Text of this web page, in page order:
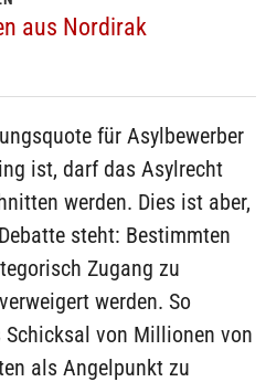
aus Nordirak
für Asylbewerber
ist, darf das Asylrecht
werden. Dies ist aber,
steht: Bestimmten
Zugang zu
werden. So
von Millionen von
als Angelpunkt zu